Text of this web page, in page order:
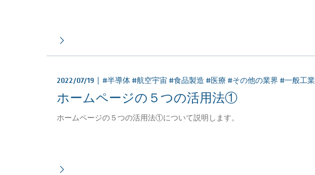
2022/07/19 | #半導体 #航空宇宙 #食品製造 #医療 #その他の業界 #一般工業
ホームページの５つの活用法①
ホームページの５つの活用法①について説明します。